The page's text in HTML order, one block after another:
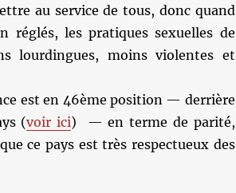
au service de tous, donc quand
réglés, les pratiques sexuelles de
lourdingues, moins violentes et
est en 46ème position — derrière
(voir ici) — en terme de parité,
ce pays est très respectueux des